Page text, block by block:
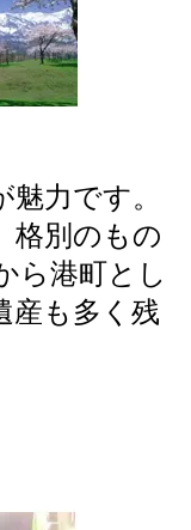
魅力です。
格別のもの
ら港町とし
産も多く残